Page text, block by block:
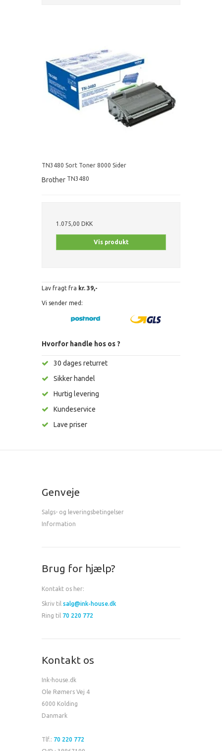
TN3480 Sort Toner 8000 Sider
Brother TN3480
1.075,00 DKK
Vis produkt
Lav fragt fra kr. 39,-
Vi sender med:
Hvorfor handle hos os ?
30 dages returret
Sikker handel
Hurtig levering
Kundeservice
Lave priser
Genveje
Salgs- og leveringsbetingelser
Information
Brug for hjælp?
Kontakt os her:
Skriv til salg@ink-house.dk
Ring til 70 220 772
Kontakt os
Ink-house.dk
Ole Rømers Vej 4
6000 Kolding
Danmark
Tlf.: 70 220 772